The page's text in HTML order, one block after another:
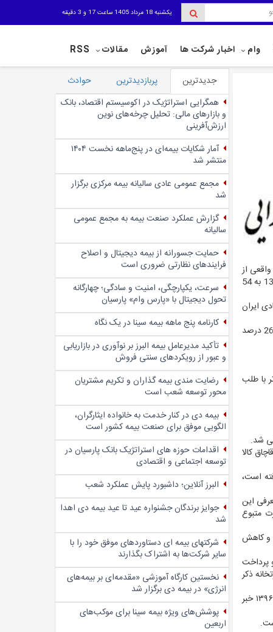
یکشنبه 18 مرداد 1405 ساعت 17 و 3 دقیقه
وام اخبار شرکت ها آموزش مقالات RSS
بخش خصوصی واقعی از
واگذاری‌ها، 100 درصد بوده است.همچنین، در راستای حمایت از تولید و کاهش مالیات بر تولید، سهم مالیات بر مصرف از 43 درصد در سال 1392 به 54
ایران
وابستگی به منابع نفتی از متوسط 35 درصد در سالهای 1392 تا 1395، به رقم 29 درصد در سال گذشته کاهش‌یافته و این رقم در سالجاری به 26 درصد
طریق تهاتر با طلب
با قاچاق کالا
و ۲۵۸ میلیون دلار فراتر رفته است،
است، معرفی این
متبوع
و کاهش
و پرداخت
ذکر
این گزارش در ادامه، همچنین از افزایش مجموع تأمین مالی خارجی کشور از ۲.۶۴ میلیارد دلار در سال ۱۳۹۵ به ۳۲.۲ میلیارد دلار در سال ۱۳۹۶ خبر
جدیدترین پربازدیدترین
حوادث
همگرایی استراتژیک در اکوسیستم اقتصاد، بانک
و بازارهای مالی: تحلیل چرخه‌های نوین
ارزش‌آفرینی
آمار شکایات بیمه‌ای در پنج‌‌ماهه نخست ۱۴۰۴
منتشر شد
مجمع عمومی عادی سالیانه بیمه مرکزی برگزار
شد
گزارش عملکرد صنعت بیمه به مجمع عمومی
سالیانه
حمایت جسورانه از بیمه دیجیتال و اصلاح
فرایندهای نظارتی ضروری است
سرعت، یکپارچگی، امنیت و سادگی؛ چهار‌گانه
تحول دیجیتال با «پارس وام» پارسیان
کارنامه پنج ماهه بیمه سینا در یک نگاه
تأکید مدیرعامل بیمه البرز بر نوآوری در بازاریابی
و عبور از رویکردهای سنتی فروش
رضایت مندی بیمه گذاران و تکریم مشتریان
محور توسعه شعب است
بیمه دی در کنار خدمت به خانواده ایثارگران،
الگویی موفق برای صنعت بیمه کشور است
اقدامات حوزه های استراتژیک بانک پارسیان در
توسعه اجتماعی و اقتصادی
البرز آنلاین؛ داشبورد پایش عملکرد شعب
جوایز برندگان جشنواره عید تا عید بیمه دی اهدا
شد
شرکتهای بیمه ای دستاوردهای موفق خود را با
سایر شرکت‌ها به اشتراک بگذارند
نخستین کارگاه آموزشی «مقدمه‌ای بر بیمه‌های
انرژی» در بیمه دی برگزار شد
پوشش‌های ویژه بیمه سینا برای موکب‌های
اربعین